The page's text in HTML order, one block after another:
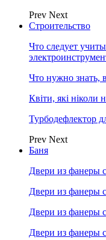
Prev Next
Строительство
Что следует
Что нужно знать,
Квіти, які ніколи
Турбодефлектор
Prev Next
Баня
Двери из фанеры
Двери из фанеры
Двери из фанеры
Двери из фанеры